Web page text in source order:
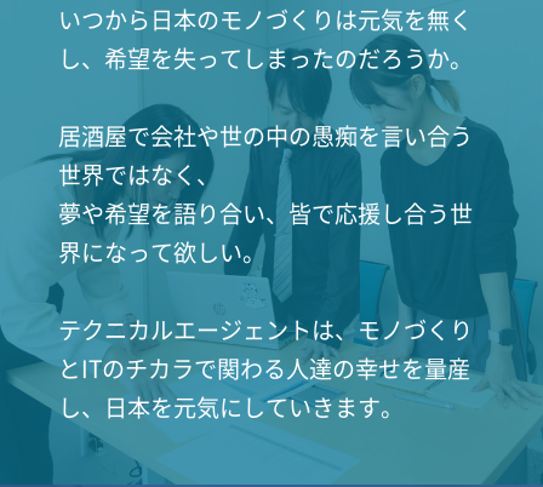
いつから日本のモノづくりは元気を無く
し、希望を失ってしまったのだろうか。
居酒屋で会社や世の中の愚痴を言い合う
世界ではなく、
夢や希望を語り合い、皆で応援し合う世
界になって欲しい。
テクニカルエージェントは、モノづくり
とITのチカラで関わる人達の幸せを量産
し、日本を元気にしていきます。